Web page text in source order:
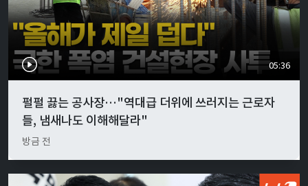
05:36
펄펄 끓는 공사장…"역대급 더위에 쓰러지는 근로자
들, 냄새나도 이해해달라"
방금 전